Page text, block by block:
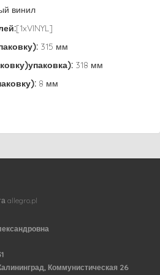
винил
[1xVINYL]
315 мм
318 мм
8 мм
allegro.pl
Коммунистическая 26